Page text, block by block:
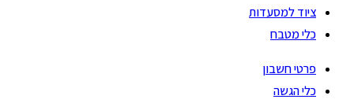
ציוד למסעדות
כלי מטבח
פרטי חשבון
כלי הגשה